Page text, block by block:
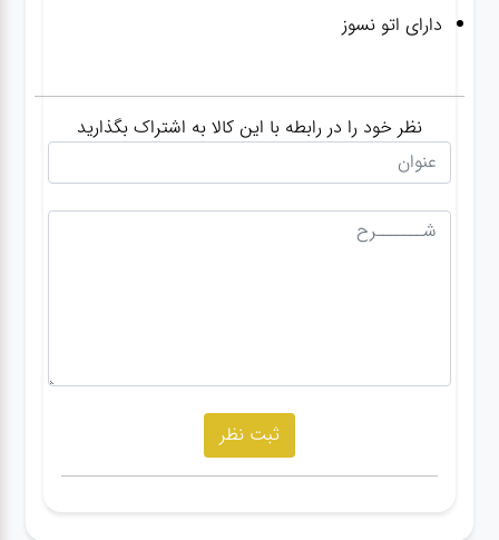
دارای اتو نسوز
نظر خود را در رابطه با این کالا به اشتراک بگذارید